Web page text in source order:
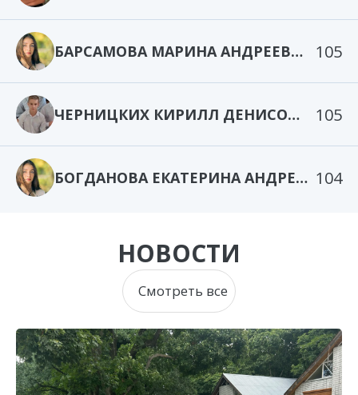
БАРСАМОВА МАРИНА АНДРЕЕВНА 105
ЧЕРНИЦКИХ КИРИЛЛ ДЕНИСОВИЧ 105
БОГДАНОВА ЕКАТЕРИНА АНДРЕЕВНА 104
НОВОСТИ
Смотреть все